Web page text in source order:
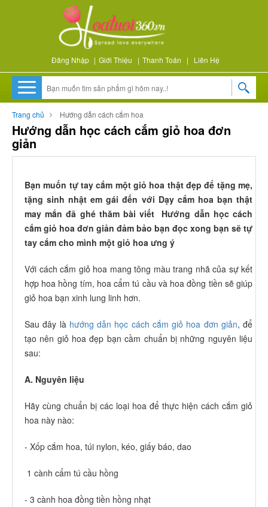
Đăng Nhập | Giới Thiệu | Thanh Toán | Liên Hệ
Trang chủ Hướng dẫn cách cắm hoa
Hướng dẫn học cách cắm giỏ hoa đơn
giản
Bạn muốn tự tay cắm một giỏ hoa thật đẹp để tặng mẹ,
tặng sinh nhật em gái đến với Dạy cắm hoa bạn thật
may mắn đã ghé thăm bài viết Hướng dẫn học cách
cắm giỏ hoa đơn giản đảm bảo bạn đọc xong bạn sẽ tự
tay cắm cho mình một giỏ hoa ưng ý
Với cách cắm giỏ hoa mang tông màu trang nhã của sự kết
hợp hoa hồng tím, hoa cẩm tú cầu và hoa đồng tiền sẽ giúp
giỏ hoa bạn xinh lung linh hơn.
Sau đây là hướng dẫn học cách cắm giỏ hoa đơn giản, để
tạo nên giỏ hoa đẹp bạn cầm chuẩn bị những nguyên liệu
sau:
A. Nguyên liệu
Hãy cùng chuẩn bị các loại hoa để thực hiện cách cắm giỏ
hoa này nào:
- Xốp cắm hoa, túi nylon, kéo, giấy báo, dao
1 cành cẩm tú cầu hồng
- 3 cành hoa đồng tiền hồng nhạt